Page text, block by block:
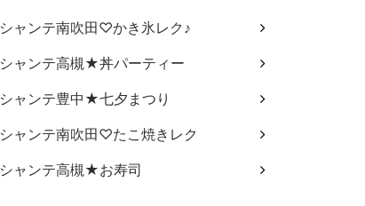
シャンテ南吹田♡かき氷レク♪
シャンテ高槻★丼パーティー
シャンテ豊中★七夕まつり
シャンテ南吹田♡たこ焼きレク
シャンテ高槻★お寿司